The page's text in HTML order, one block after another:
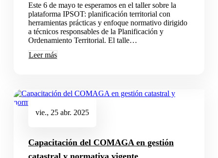
Este 6 de mayo te esperamos en el taller sobre la
plataforma IPSOT: planificación territorial con
herramientas prácticas y enfoque normativo dirigido
a técnicos responsables de la Planificación y
Ordenamiento Territorial. El talle…
Leer más
vie., 25 abr. 2025
Capacitación del COMAGA en gestión